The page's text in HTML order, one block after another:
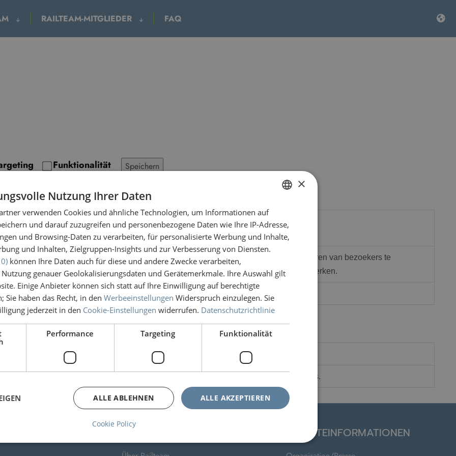
RAILTEAM-MITGLIEDER FAQ
Funktionalität Speichern
Beschreibung
Deze cookie wordt gebruikt door de Cookie-Script.com-service om de cookievoorkeuren van bezoekers te
onthouden. De cookie-banner van Cookie-Script.com is noodzakelijk om correct te werken.
Deze cookie geeft een ID aan de sessie van de gebruiker.
Dieses Cookie speichert die Spracheinstellungen des Benutzers.
ÜBER RAILTEAM WEBSITEINFORMATIONEN
GERMAN
×
Nutzung Ihrer Daten
verwenden Cookies und ähnliche Technologien, um Informationen auf
und darauf zuzugreifen und personenbezogene Daten wie Ihre IP-Adresse,
und Browsing-Daten zu verarbeiten, für personalisierte Werbung und Inhalte,
und Inhalten, Zielgruppen-Insights und zur Verbesserung von Diensten.
können Ihre Daten auch für diese und andere Zwecke verarbeiten,
genauer Geolokalisierungsdaten und Gerätemerkmale. Ihre Auswahl gilt
Einige Anbieter können sich statt auf Ihre Einwilligung auf berechtigte
Sie haben das Recht, in den Werbeeinstellungen Widerspruch einzulegen. Sie
jederzeit in den Cookie-Einstellungen widerrufen. Datenschutzrichtlinie
Performance Targeting Funktionalität
ALLE AKZEPTIEREN
ALLE ABLEHNEN
Cookie Policy